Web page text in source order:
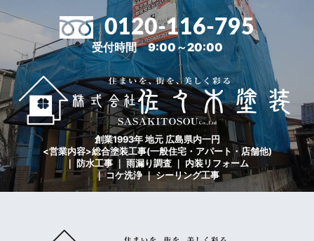
0120-116-795
受付時間 9:00～20:00
創業1993年 地元 広島県内一円
<営業内容>総合塗装工事(一般住宅・アパート・店舗他)
｜ 防水工事 ｜ 雨漏り調査 ｜ 内装リフォーム
｜ コケ洗浄 ｜ シーリング工事